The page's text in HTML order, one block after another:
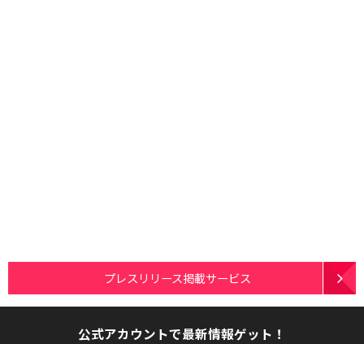
プレスリリース掲載サービス
公式アカウントで最新情報ゲット！